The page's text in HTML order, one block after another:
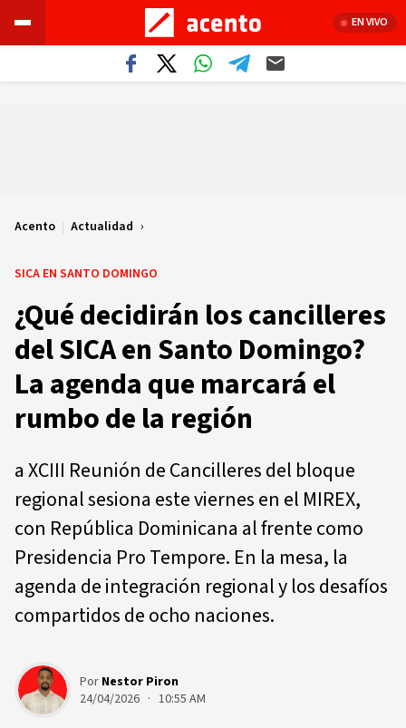
EN VIVO
Acento | Actualidad
SICA EN SANTO DOMINGO
¿Qué decidirán los cancilleres
del SICA en Santo Domingo?
La agenda que marcará el
rumbo de la región
a XCIII Reunión de Cancilleres del bloque
regional sesiona este viernes en el MIREX,
con República Dominicana al frente como
Presidencia Pro Tempore. En la mesa, la
agenda de integración regional y los desafíos
compartidos de ocho naciones.
Por Nestor Piron
24/04/2026 · 10:55 AM